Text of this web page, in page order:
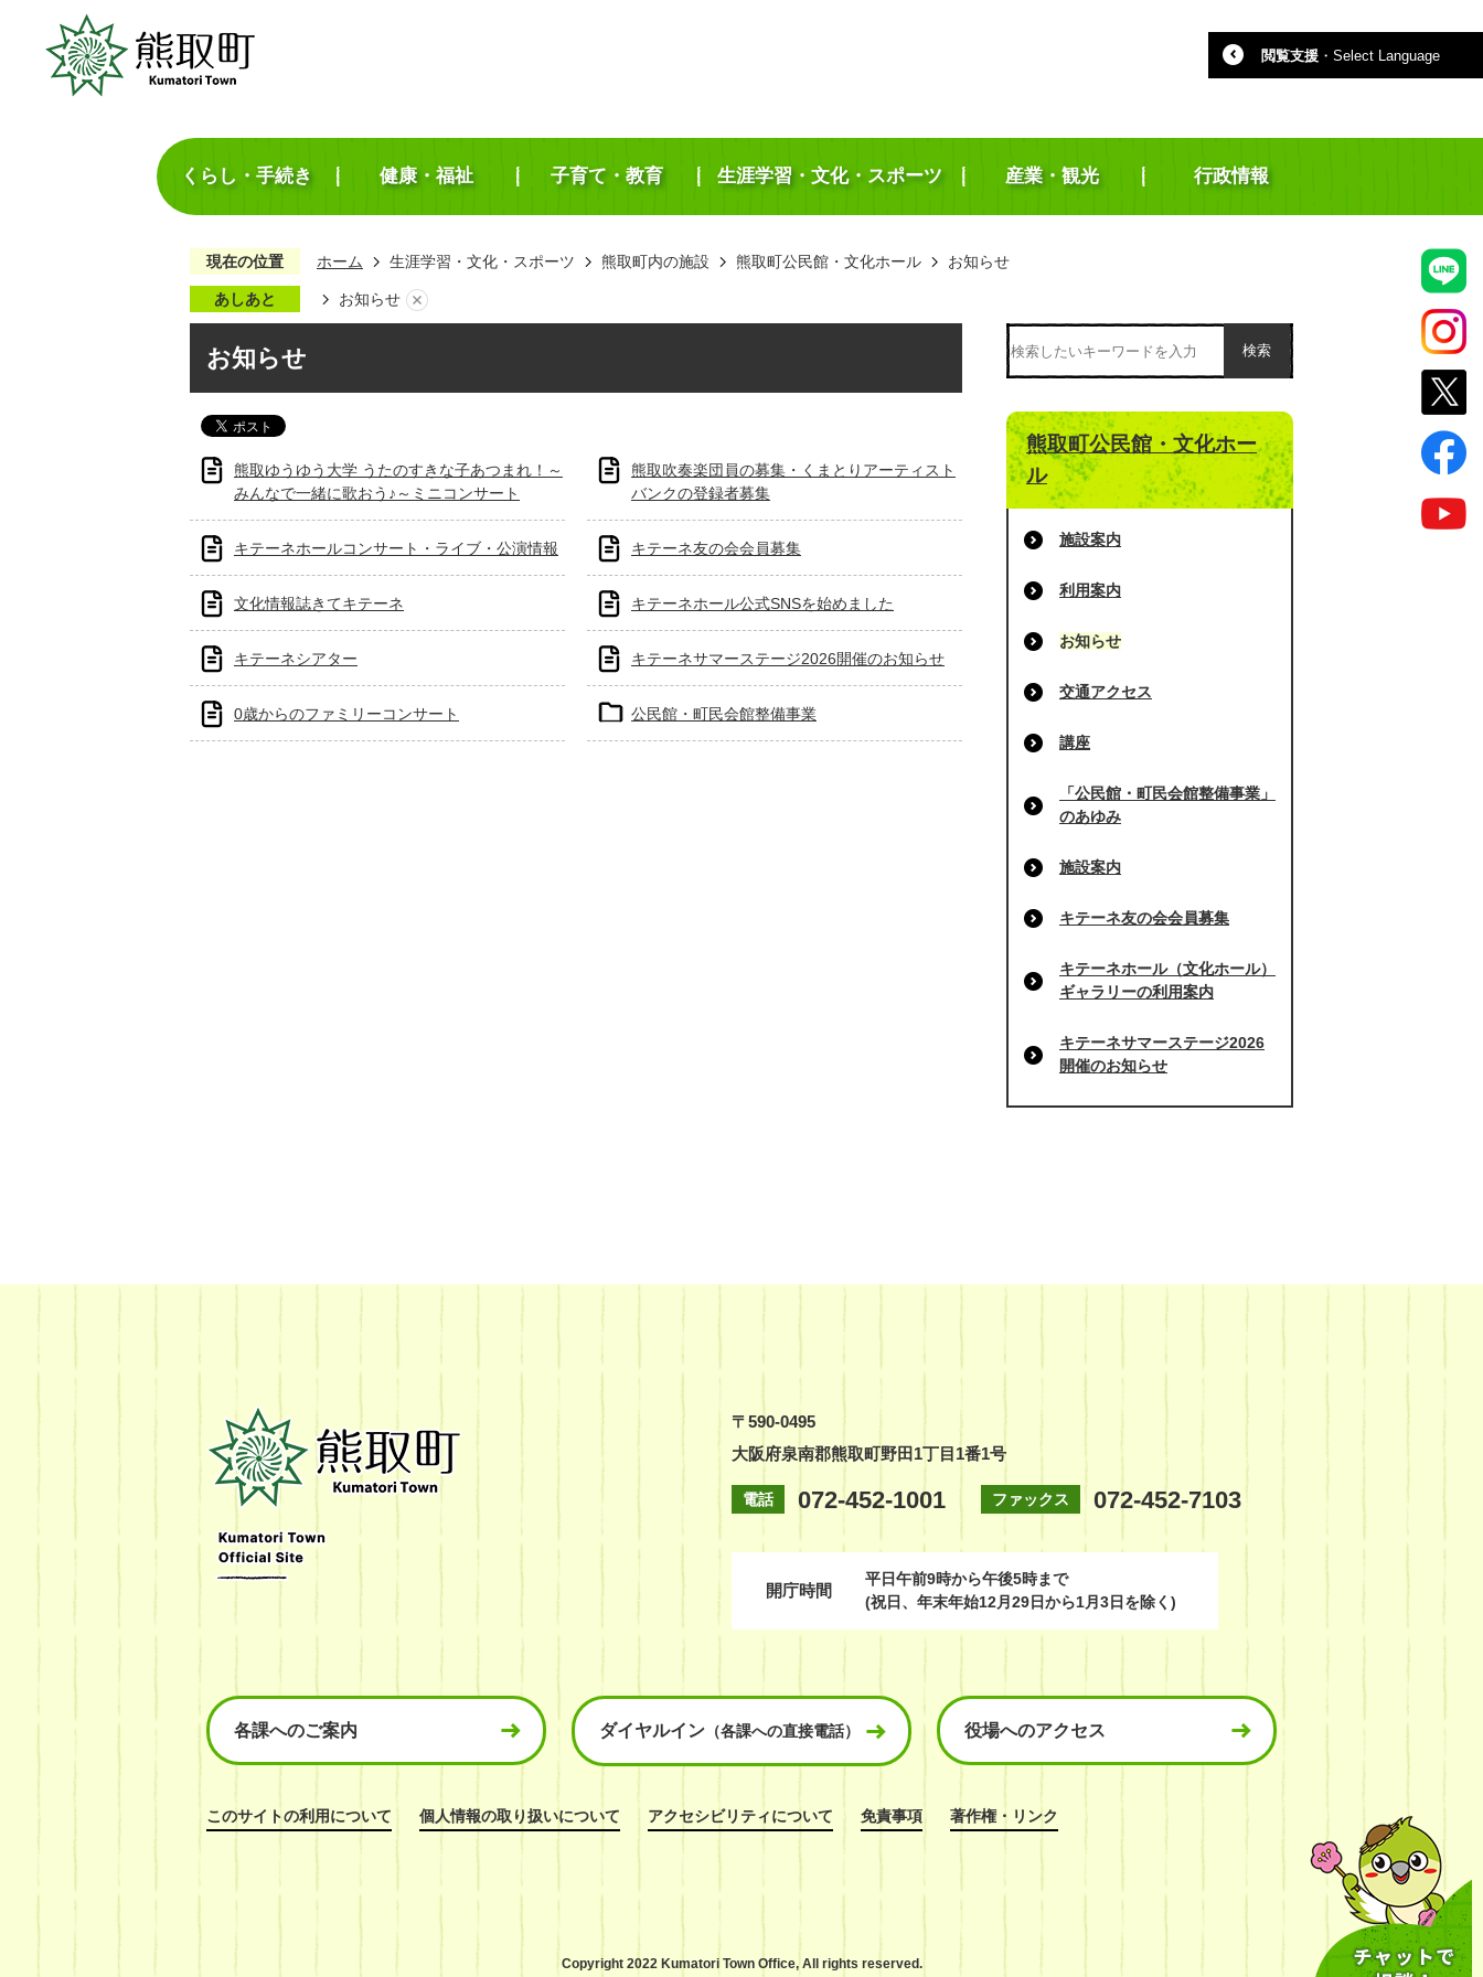
閲覧支援 ・ Select Language
くらし・手続き 健康・福祉 子育て・教育 生涯学習・文化・スポーツ 産業・観光 行政情報
現在の位置 ホーム 生涯学習・文化・スポーツ 熊取町内の施設 熊取町公民館・文化ホール お知らせ
あしあと お知らせ
お知らせ
熊取ゆうゆう大学 うたのすきな子あつまれ！～
みんなで一緒に歌おう♪～ミニコンサート
熊取吹奏楽団員の募集・くまとりアーティスト
バンクの登録者募集
キテーネホールコンサート・ライブ・公演情報 キテーネ友の会会員募集
文化情報誌きてキテーネ キテーネホール公式SNSを始めました
キテーネシアター キテーネサマーステージ2026開催のお知らせ
0歳からのファミリーコンサート 公民館・町民会館整備事業
検索
熊取町公民館・文化ホー
ル
施設案内
利用案内
お知らせ
交通アクセス
講座
「公民館・町民会館整備事業」
のあゆみ
施設案内
キテーネ友の会会員募集
キテーネホール（文化ホール）
ギャラリーの利用案内
キテーネサマーステージ2026
開催のお知らせ
町
Kumatori
Town
Official
Site
〒590-0495
大阪府泉南郡熊取町野田1丁目1番1号
電話 072-452-1001 ファックス 072-452-7103
開庁時間
平日午前9時から午後5時まで
(祝日、年末年始12月29日から1月3日を除く)
各課へのご案内 ダイヤルイン （各課への直接電話） 役場へのアクセス
このサイトの利用について 個人情報の取り扱いについて アクセシビリティについて 免責事項 著作権・リンク
Copyright 2022 Kumatori Town Office,All rights reserved.